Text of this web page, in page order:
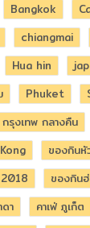
Bangkok
chiangmai
Hua hin
Phuket
งเทพ กลางคืน
ของกิน
ของกิน
า
คาเฟ่ ภูเก็ต